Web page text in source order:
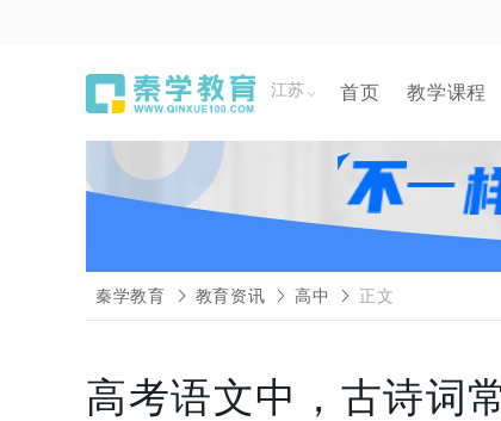
江苏 首页 教学课程
秦学教育 教育资讯 高中 正文
高考语文中，古诗词